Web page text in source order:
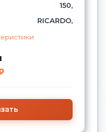
150,
RICARDO,